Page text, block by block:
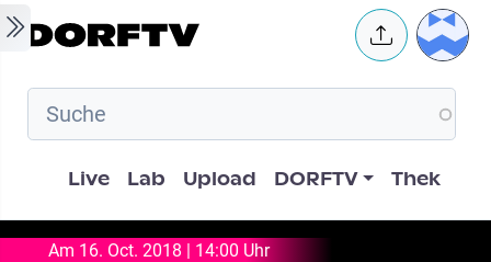
Skip to main content User
Hauptnavigation
Live Lab Upload DORFTV Thek
Am 16. Oct. 2018 | 14:00 Uhr